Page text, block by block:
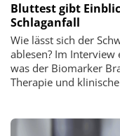
Bluttest gibt
Schlaganfall
Wie lässt sich der
ablesen? Im
was der Biomarker
Therapie und